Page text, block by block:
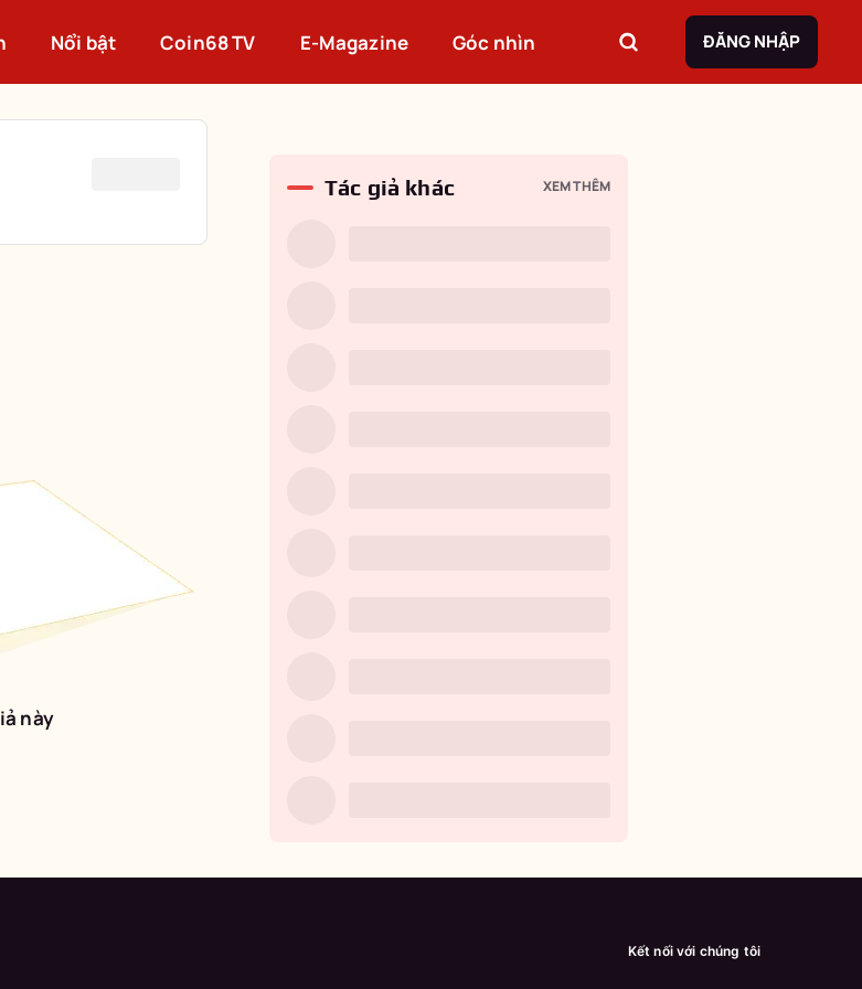
Nổi bật Coin68 TV E-Magazine Góc nhìn ĐĂNG NHẬP
này
Tác giả khác XEM THÊM
Kết nối với chúng tôi